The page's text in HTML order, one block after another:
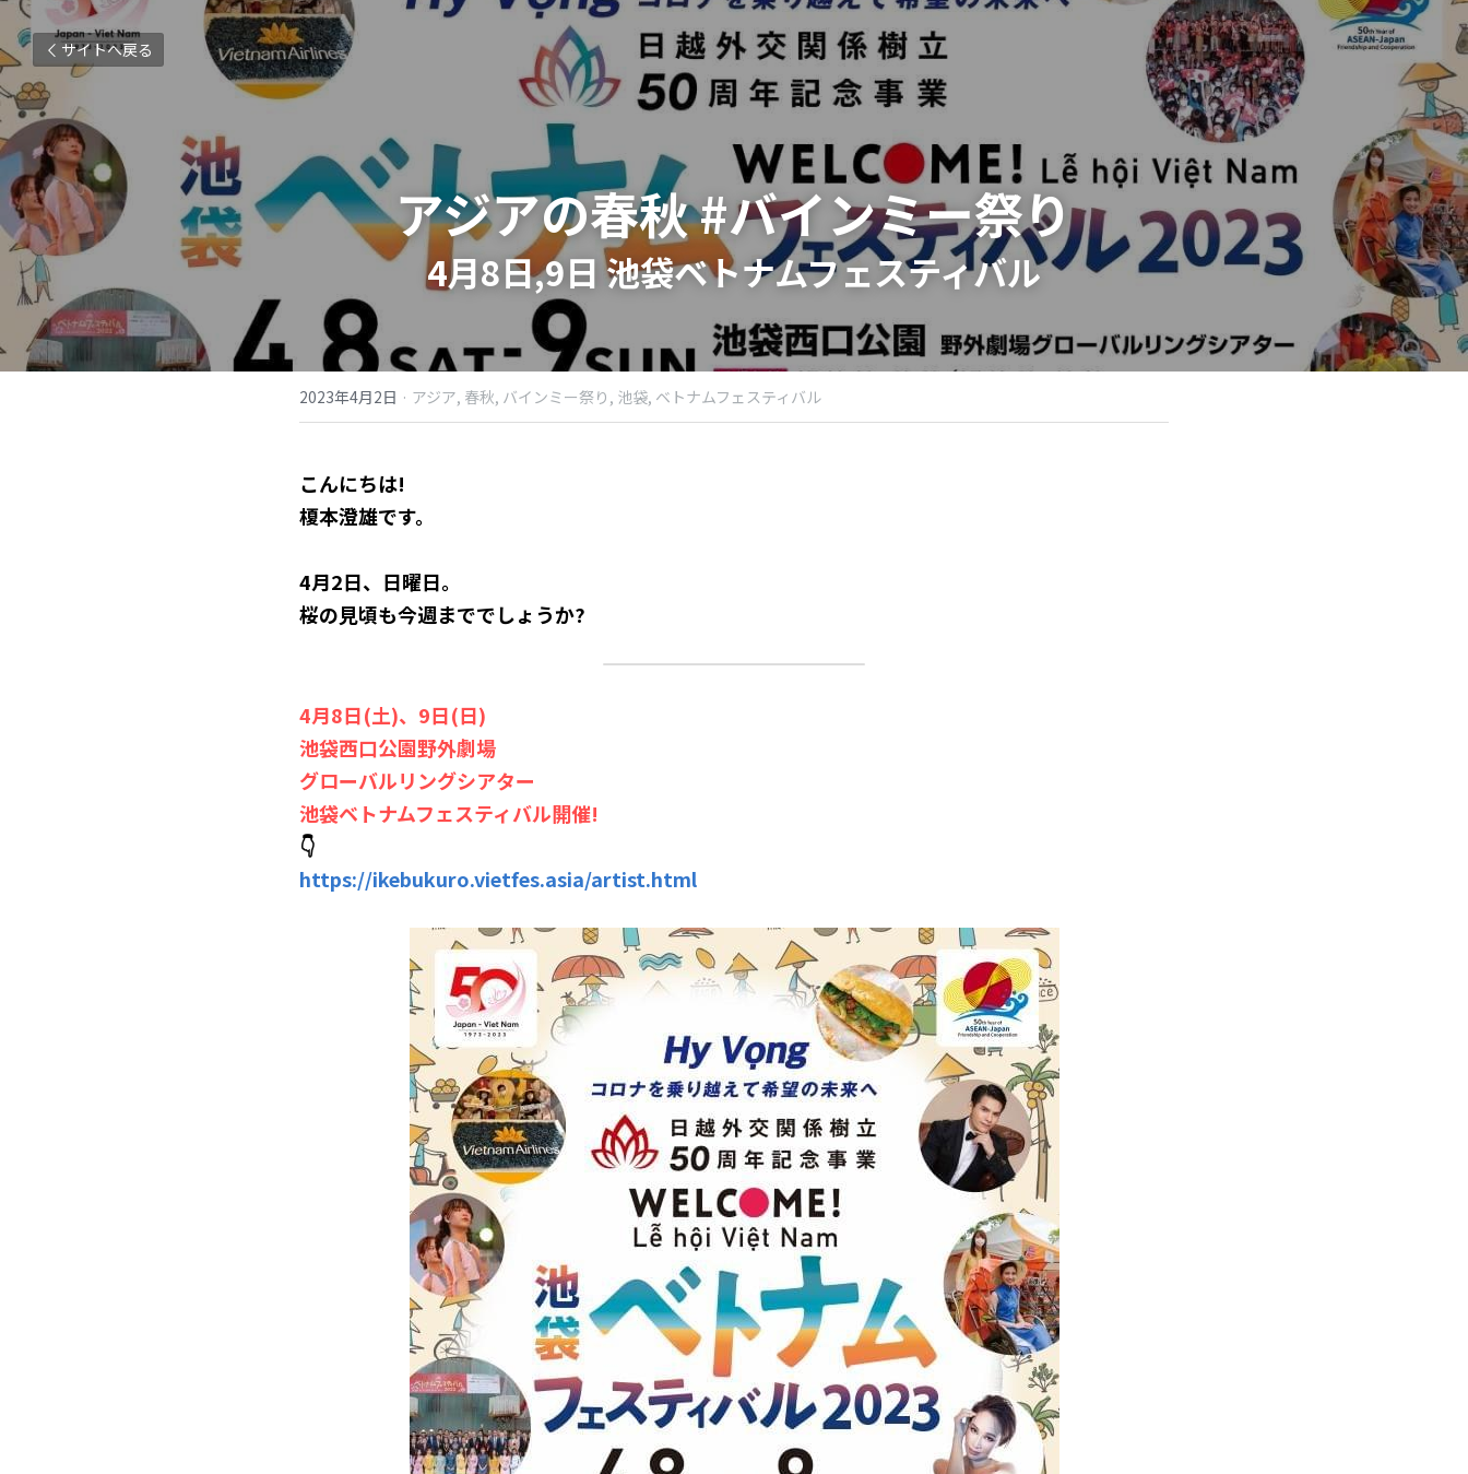
サイトへ戻る
アジアの春秋 #バインミー祭り
4月8日,9日 池袋ベトナムフェスティバル​
2023年4月2日 · アジア, 春秋, バインミー祭り, 池袋, ベトナムフェスティバル
こんにちは!
榎本澄雄です。
4月2日、日曜日。
桜の見頃も今週まででしょうか?
4月8日(土)、9日(日)
池袋西口公園野外劇場
グローバルリングシアター
池袋ベトナムフェスティバル​開催!
👇
https://ikebukuro.vietfes.asia/artist.html